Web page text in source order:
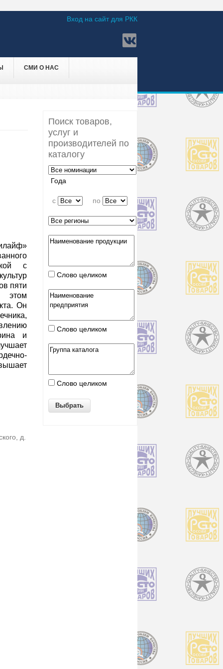
Вход на сайт для РКК
СМИ О НАС
с
пяти
этом
Он
и
д.
Поиск товаров,
услуг и
производителей по
каталогу
Года
c по
Слово целиком
Слово целиком
Слово целиком